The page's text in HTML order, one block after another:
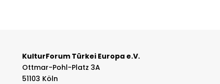
KulturForum Türkei Europa e.V.
Ottmar-Pohl-Platz 3A
51103 Köln